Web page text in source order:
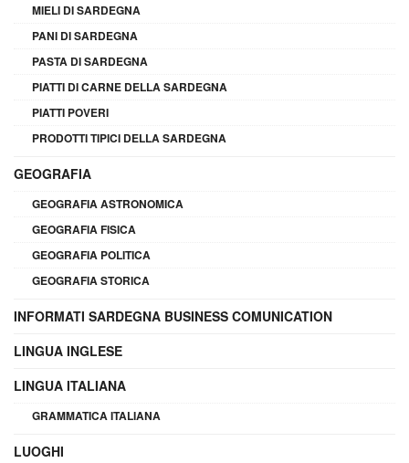
MIELI DI SARDEGNA
PANI DI SARDEGNA
PASTA DI SARDEGNA
PIATTI DI CARNE DELLA SARDEGNA
PIATTI POVERI
PRODOTTI TIPICI DELLA SARDEGNA
GEOGRAFIA
GEOGRAFIA ASTRONOMICA
GEOGRAFIA FISICA
GEOGRAFIA POLITICA
GEOGRAFIA STORICA
INFORMATI SARDEGNA BUSINESS COMUNICATION
LINGUA INGLESE
LINGUA ITALIANA
GRAMMATICA ITALIANA
LUOGHI